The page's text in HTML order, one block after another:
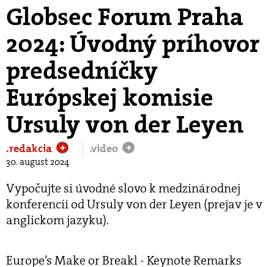
Globsec Forum Praha
2024: Úvodný príhovor
predsedníčky
Európskej komisie
Ursuly von der Leyen
.redakcia + .video +
30. august 2024
Vypočujte si úvodné slovo k medzinárodnej
konferencii od Ursuly von der Leyen (prejav je v
anglickom jazyku).
Europe’s Make or Breakl - Keynote Remarks